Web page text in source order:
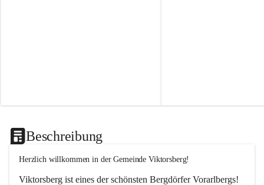
Beschreibung
Herzlich willkommen in der Gemeinde Viktorsberg!
Viktorsberg ist eines der schönsten Bergdörfer Vorarlbergs!